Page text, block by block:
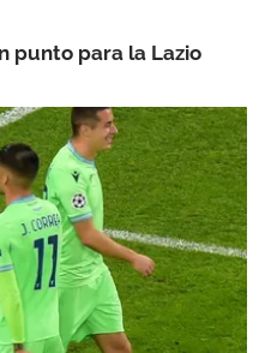
punto para la Lazio